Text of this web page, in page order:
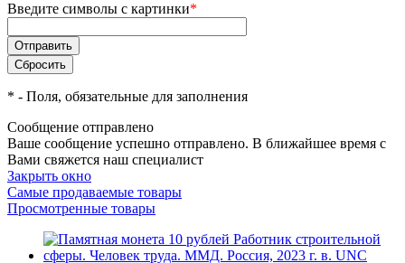
Введите символы с картинки*
* - Поля, обязательные для заполнения
Сообщение отправлено
Ваше сообщение успешно отправлено. В ближайшее время с
Вами свяжется наш специалист
Закрыть окно
Самые продаваемые товары
Просмотренные товары